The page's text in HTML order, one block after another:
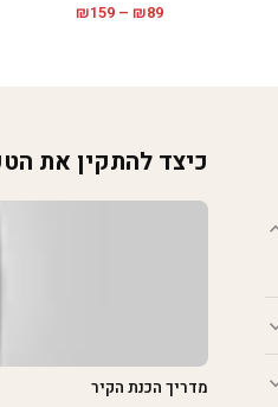
₪89
–
₪159
כיצד להתקין את
מדריך הכנת הקיר